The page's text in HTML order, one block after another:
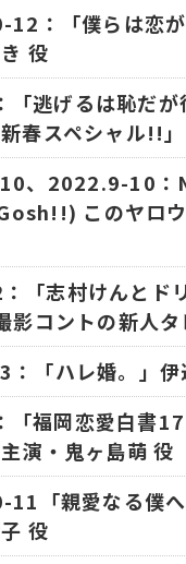
：「僕らは恋が
役
逃げるは恥だが
春スペシャル!!
、2022.9-10：
このヤロ
「志村けんとド
影コントの新人
「ハレ婚。」伊
福岡恋愛白書
演・鬼ヶ島萌 役
「親愛なる僕
役